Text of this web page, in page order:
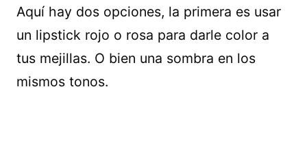
Aquí hay dos opciones, la primera es usar
un lipstick rojo o rosa para darle color a
tus mejillas. O bien una sombra en los
mismos tonos.